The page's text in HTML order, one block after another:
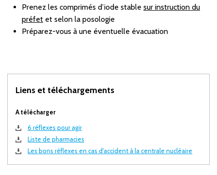
Prenez les comprimés d’iode stable sur instruction du
préfet et selon la posologie
Préparez-vous à une éventuelle évacuation
Liens et téléchargements
A télécharger
6 réflexes pour agir
Liste de pharmacies
Les bons réflexes en cas d'accident à la centrale nucléaire